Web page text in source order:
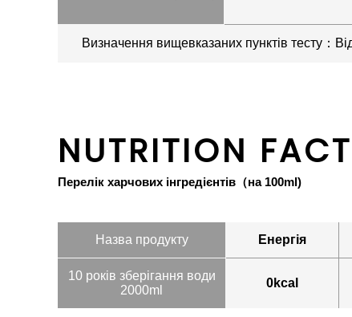
Визначення вищевказаних пунктів тесту：
NUTRITION
Перелік харчових інгредієнтів（на 100ml)
Назва продукту Енергія
10 років зберігання води
2000ml
0kcal